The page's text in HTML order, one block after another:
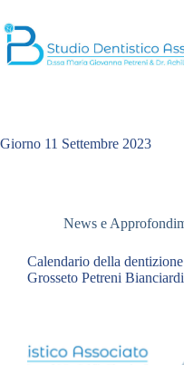
al
contenuto
Giorno 11 Settembre 2023
News e
Calendario della
Grosseto Petreni Bianciardi